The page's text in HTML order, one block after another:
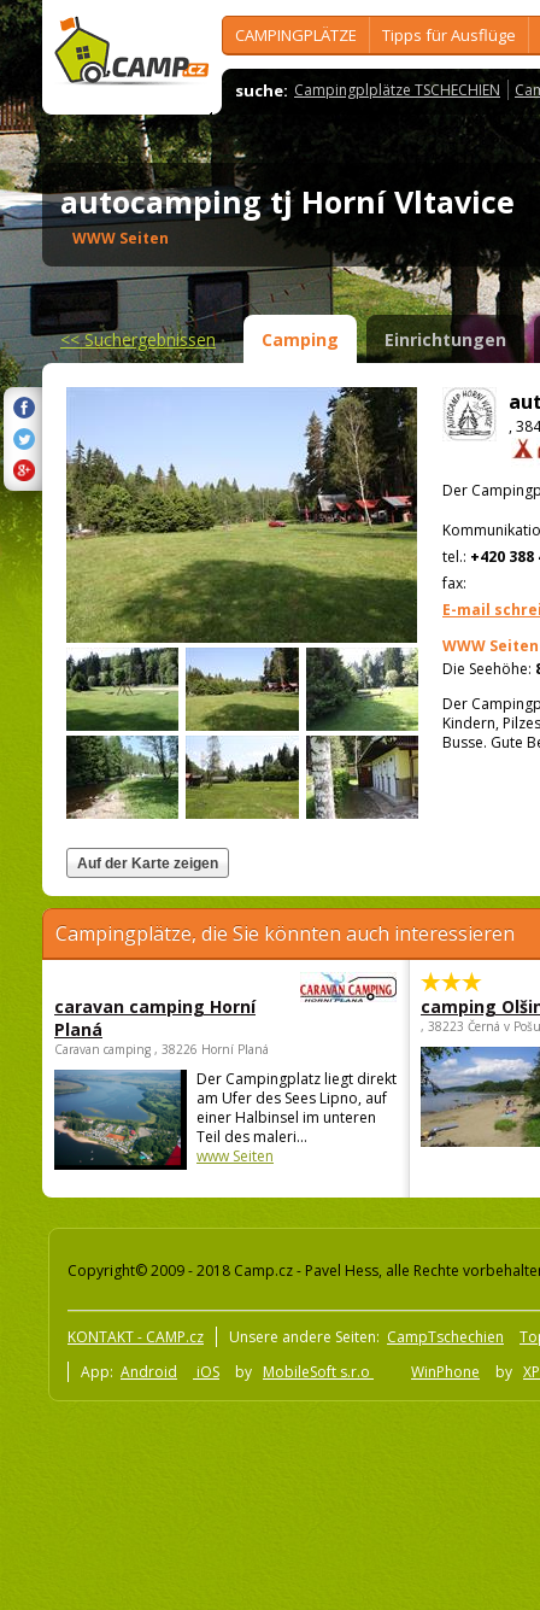
CAMPINGPLÄTZE Tipps für Ausflüge
suche: Campingplplätze TSCHECHIEN
autocamping tj Horní Vltavice
WWW Seiten
<<Suchergebnissen Camping Einrichtungen
,
Der
tel.: +420 388
fax:
E-mail
WWW Seiten
Die Seehöhe:
Der
Kindern,
Busse. Gute
Campingplätze, die Sie könnten auch interessieren
caravan camping Horní
Planá
Caravan camping , 38226 Horní Planá
Der Campingplatz liegt direkt
am Ufer des Sees Lipno, auf
einer Halbinsel im unteren
Teil des maleri...
www Seiten
camping
, 38223 Černá v
Copyright© 2009 - 2018 Camp.cz - Pavel Hess, alle Rechte
KONTAKT - CAMP.cz Unsere andere Seiten: CampTschechien
App: Android iOS by MobileSoft s.r.o WinPhone by